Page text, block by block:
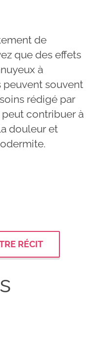
de
que des effets
à
souvent
rédigé par
contribuer à
douleur et
RÉCIT